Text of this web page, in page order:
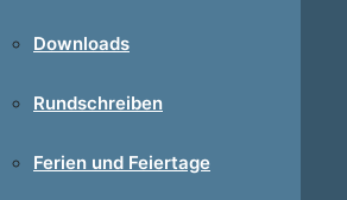
Downloads
Rundschreiben
Ferien und Feiertage